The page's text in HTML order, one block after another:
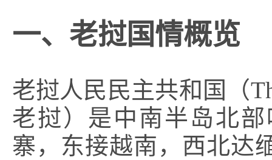
一、老挝国情概览
老挝人民民主共和国（
老挝）是中南半岛北
寨，东接越南，西北达